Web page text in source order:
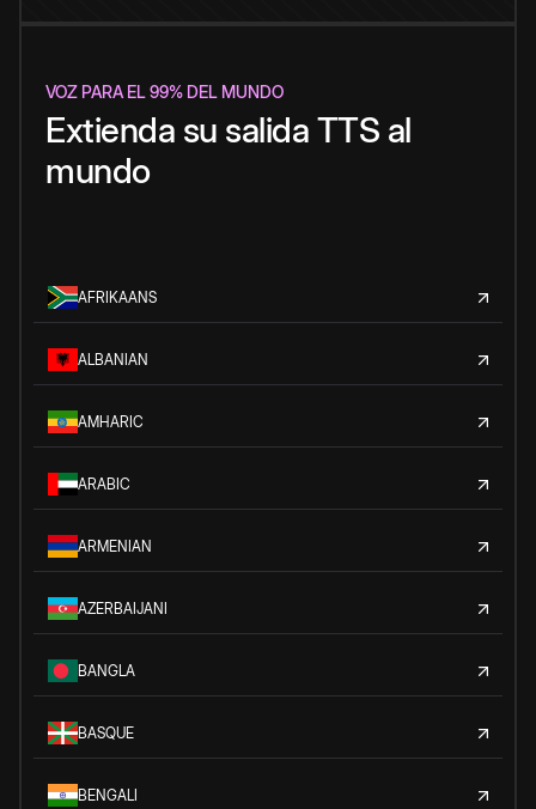
VOZ PARA EL 99% DEL MUNDO
Extienda su salida TTS al
mundo
AFRIKAANS
ALBANIAN
AMHARIC
ARABIC
ARMENIAN
AZERBAIJANI
BANGLA
BASQUE
BENGALI